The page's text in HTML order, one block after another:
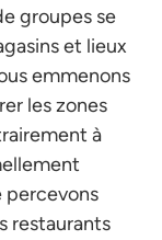
groupes se
et lieux
emmenons
les zones
à
percevons
restaurants